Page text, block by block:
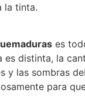
la tinta.
es
es distinta, la
y las sombras
para